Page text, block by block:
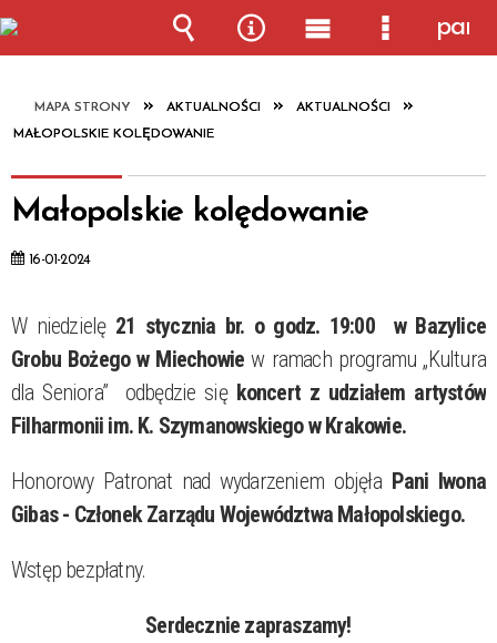
MAPA STRONY AKTUALNOŚCI
AKTUALNOŚCI
MAŁOPOLSKIE KOLĘDOWANIE
Małopolskie kolędowanie
16-01-2024
W niedzielę 21 stycznia br. o godz. 19:00 w Bazylice
Grobu Bożego w Miechowie w ramach programu „Kultura
dla Seniora” odbędzie się koncert z udziałem artystów
Filharmonii im. K. Szymanowskiego w Krakowie.
Honorowy Patronat nad wydarzeniem objęła Pani Iwona
Gibas - Członek Zarządu Województwa Małopolskiego.
Wstęp bezpłatny.
Serdecznie zapraszamy!
Wyszukiwarka
Narzędzia
Menu
główne
Menu